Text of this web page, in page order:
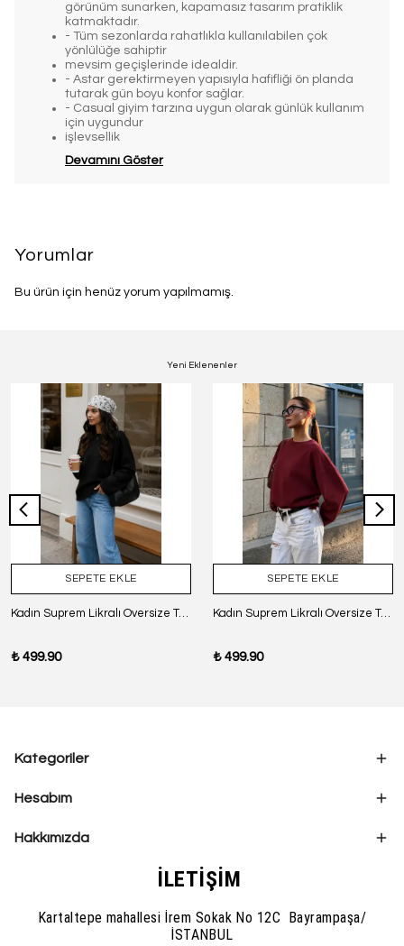
görünüm sunarken, kapamasız tasarım pratiklik
katmaktadır.
- Tüm sezonlarda rahatlıkla kullanılabilen çok
yönlülüğe sahiptir
mevsim geçişlerinde idealdir.
- Astar gerektirmeyen yapısıyla hafifliği ön planda
tutarak gün boyu konfor sağlar.
- Casual giyim tarzına uygun olarak günlük kullanım
için uygundur
işlevsellik
Devamını Göster
Yorumlar
Bu ürün için henüz yorum yapılmamış.
Yeni Eklenenler
SEPETE EKLE
Kadın Suprem Likralı Oversize T-Shirt - SİYAH
₺ 499.90
SEPETE EKLE
Kadın Suprem Likralı Oversize T-Shirt - BORDO
₺ 499.90
Kategoriler
Hesabım
Hakkımızda
İLETİŞİM
Kartaltepe mahallesi İrem Sokak No 12C Bayrampaşa/
İSTANBUL